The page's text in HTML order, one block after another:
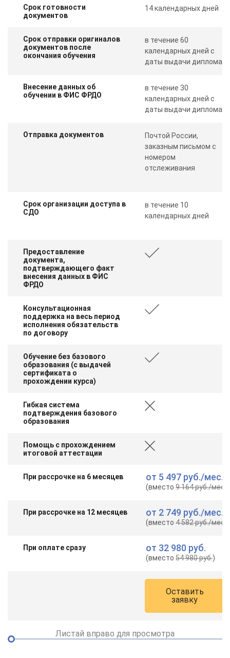
Срок готовности
документов
14 календарных дней
Срок отправки оригиналов
документов после
окончания обучения
в течение 60
календарных дней с
даты выдачи диплома
Внесение данных об
обучении в ФИС ФРДО
в течение 30
календарных дней с
даты выдачи диплома
Отправка документов
Почтой России,
заказным письмом с
номером
отслеживания
Срок организации доступа в
СДО
в течение 10
календарных дней
Предоставление
документа,
подтверждающего факт
внесения данных в ФИС
ФРДО
Консультационная
поддержка на весь период
исполнения обязательств
по договору
Обучение без базового
образования (с выдачей
сертификата о
прохождении курса)
Гибкая система
подтверждения базового
образования
Помощь с прохождением
итоговой аттестации
При рассрочке на 6 месяцев от 5 497 руб./мес.
(вместо9 164 руб./мес.
При рассрочке на 12 месяцев от 2 749 руб./мес.
(вместо4 582 руб./мес.
При оплате сразу от 32 980 руб.
(вместо54 980 руб.)
Оставить
заявку
Листай вправо для просмотра